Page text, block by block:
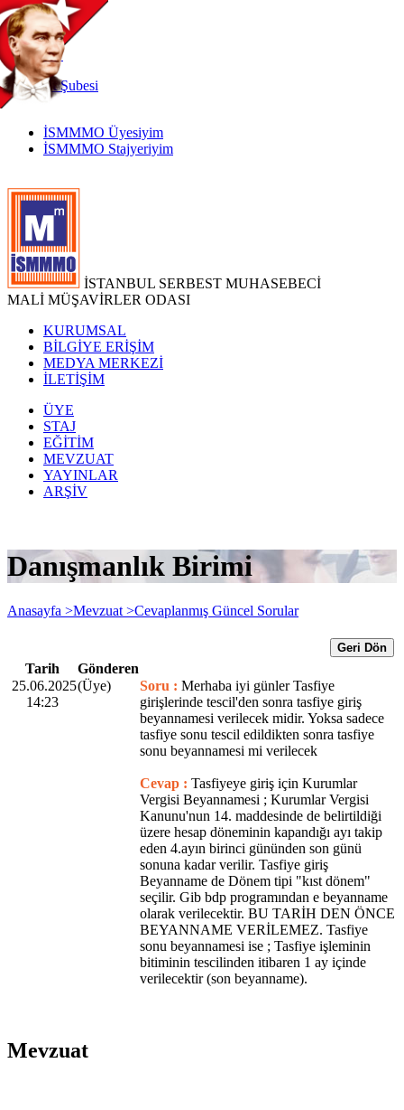
TR
|
EN
İnternetŞubesi
İSMMMO Üyesiyim
İSMMMO Stajyeriyim
İSTANBUL SERBEST MUHASEBECİ
MALİ MÜŞAVİRLER ODASI
KURUMSAL
BİLGİYE ERİŞİM
MEDYA MERKEZİ
İLETİŞİM
ÜYE
STAJ
EĞİTİM
MEVZUAT
YAYINLAR
ARŞİV
Danışmanlık Birimi
Anasayfa >Mevzuat >Cevaplanmış Güncel Sorular
Geri Dön
Tarih
Gönderen
25.06.2025
14:23
(Üye) Soru : Merhaba iyi günler Tasfiye
girişlerinde tescil'den sonra tasfiye giriş
beyannamesi verilecek midir. Yoksa sadece
tasfiye sonu tescil edildikten sonra tasfiye
sonu beyannamesi mi verilecek
Cevap : Tasfiyeye giriş için Kurumlar
Vergisi Beyannamesi ; Kurumlar Vergisi
Kanunu'nun 14. maddesinde de belirtildiği
üzere hesap döneminin kapandığı ayı takip
eden 4.ayın birinci gününden son günü
sonuna kadar verilir. Tasfiye giriş
Beyanname de Dönem tipi "kıst dönem"
seçilir. Gib bdp programından e beyanname
olarak verilecektir. BU TARİH DEN ÖNCE
BEYANNAME VERİLEMEZ. Tasfiye
sonu beyannamesi ise ; Tasfiye işleminin
bitiminin tescilinden itibaren 1 ay içinde
verilecektir (son beyanname).
Mevzuat